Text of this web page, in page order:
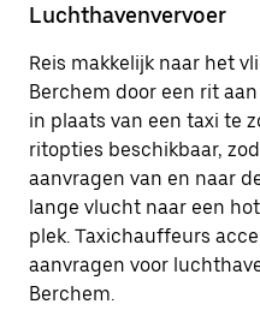
Luchthavenvervoer
Reis makkelijk naar het
Berchem door een rit
in plaats van een taxi te
ritopties beschikbaar,
aanvragen van en naar
lange vlucht naar een
plek. Taxichauffeurs
aanvragen voor
Berchem.